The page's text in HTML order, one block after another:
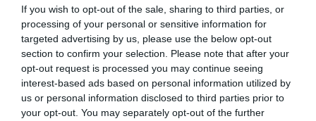
If you wish to opt-out of the sale, sharing to third parties, or
processing of your personal or sensitive information for
targeted advertising by us, please use the below opt-out
section to confirm your selection. Please note that after your
opt-out request is processed you may continue seeing
interest-based ads based on personal information utilized by
us or personal information disclosed to third parties prior to
your opt-out. You may separately opt-out of the further
Γίνε Συνδρομητής